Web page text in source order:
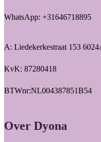
WhatsApp: +31646718895
A: Liedekerkestraat 153
KvK: 87280418
BTWnr:NL004387851B54
Over Dyona